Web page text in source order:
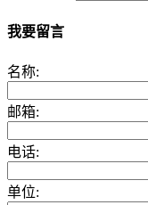
我要留言
名称:
邮箱:
电话:
单位: